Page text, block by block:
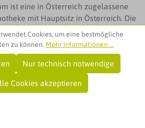
ist eine in Österreich zugelassene
mit Hauptsitz in Österreich. Die
zur Verfügung gestellten
richten sich ausschließlich an
aus Österreich
Santé Obere Apotheke
Cookies, um eine bestmögliche
zu können. Mehr Informationen ...
Nur technisch notwendige
Cookies akzeptieren